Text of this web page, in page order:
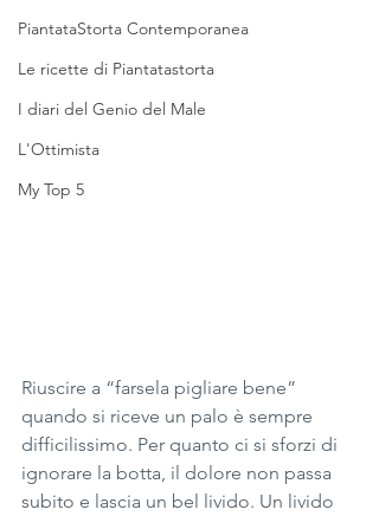
PiantataStorta Contemporanea
Le ricette di Piantatastorta
I diari del Genio del Male
L'Ottimista
My Top 5
Riuscire a “farsela pigliare bene”
quando si riceve un palo è sempre
difficilissimo. Per quanto ci si sforzi di
ignorare la botta, il dolore non passa
subito e lascia un bel livido. Un livido